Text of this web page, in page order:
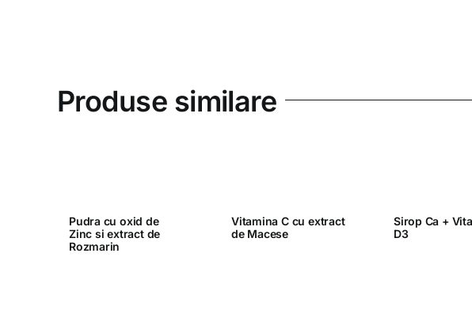
Produse similare
Pudra cu oxid de
Zinc si extract de
Rozmarin
Vitamina C cu extract
de Macese
Sirop Ca +
D3